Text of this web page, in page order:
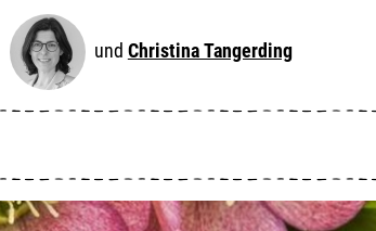
Christina Tangerding